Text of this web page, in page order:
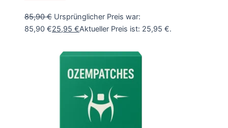
85,90€ Ursprünglicher Preis war:
85,90 €25,95 €Aktueller Preis ist: 25,95 €.